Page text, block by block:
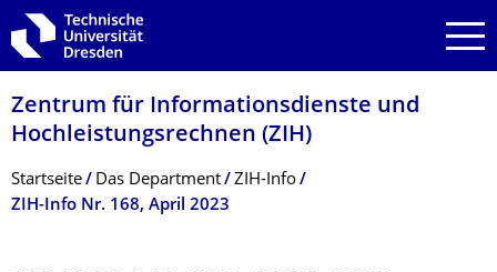
Zur Hauptnavigation springen
Zur Suche springen
Zum Inhalt springen
Zentrum für Informations­dienste und
Hochleistungs­rechnen (ZIH)
Breadcrumb-Menü
Startseite Das Department
ZIH-Info
ZIH-Info Nr. 168, April 2023